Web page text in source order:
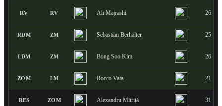
RV RV Ali Majrashi 26
RDM ZM Sebastian Berhalter 25
LDM ZM Bong Soo Kim 26
ZOM LM Rocco Vata 21
RES ZOM Alexandru Mitriță 31